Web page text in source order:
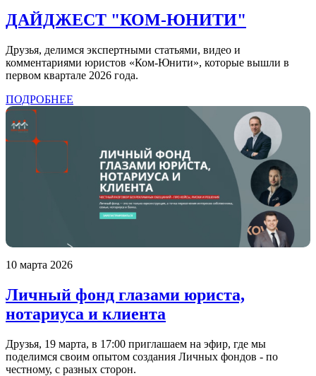
ДАЙДЖЕСТ "КОМ-ЮНИТИ"
Друзья, делимся экспертными статьями, видео и
комментариями юристов «Ком-Юнити», которые вышли в
первом квартале 2026 года.
ПОДРОБНЕЕ
10 марта 2026
Личный фонд глазами юриста,
нотариуса и клиента
Друзья, 19 марта, в 17:00 приглашаем на эфир, где мы
поделимся своим опытом создания Личных фондов - по
честному, с разных сторон.